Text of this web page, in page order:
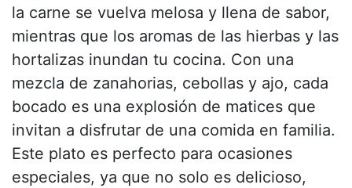
la carne se vuelva melosa y llena de sabor,
mientras que los aromas de las hierbas y las
hortalizas inundan tu cocina. Con una
mezcla de zanahorias, cebollas y ajo, cada
bocado es una explosión de matices que
invitan a disfrutar de una comida en familia.
Este plato es perfecto para ocasiones
especiales, ya que no solo es delicioso,